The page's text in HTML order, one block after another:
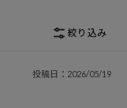
絞り込み
投稿日：2026/05/19